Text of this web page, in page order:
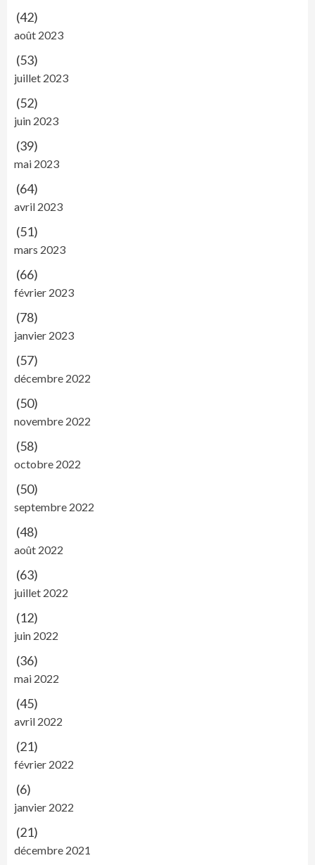
(42)
août 2023
(53)
juillet 2023
(52)
juin 2023
(39)
mai 2023
(64)
avril 2023
(51)
mars 2023
(66)
février 2023
(78)
janvier 2023
(57)
décembre 2022
(50)
novembre 2022
(58)
octobre 2022
(50)
septembre 2022
(48)
août 2022
(63)
juillet 2022
(12)
juin 2022
(36)
mai 2022
(45)
avril 2022
(21)
février 2022
(6)
janvier 2022
(21)
décembre 2021